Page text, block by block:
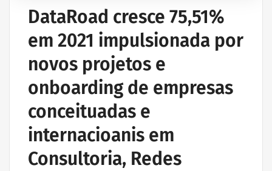
DataRoad cresce 75,51%
em 2021 impulsionada por
novos projetos e
onboarding de empresas
conceituadas e
internacioanis em
Consultoria, Redes